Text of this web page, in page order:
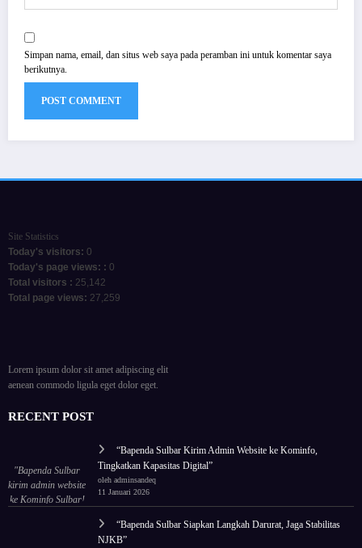
Simpan nama, email, dan situs web saya pada peramban ini untuk komentar saya
berikutnya.
Site Statistics
Today's visitors: 0
Today's page views: : 0
Total visitors : 25,142
Total page views: 27,259